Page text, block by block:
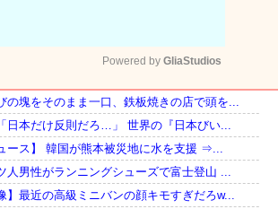
Mute
Powered by GliaStudios